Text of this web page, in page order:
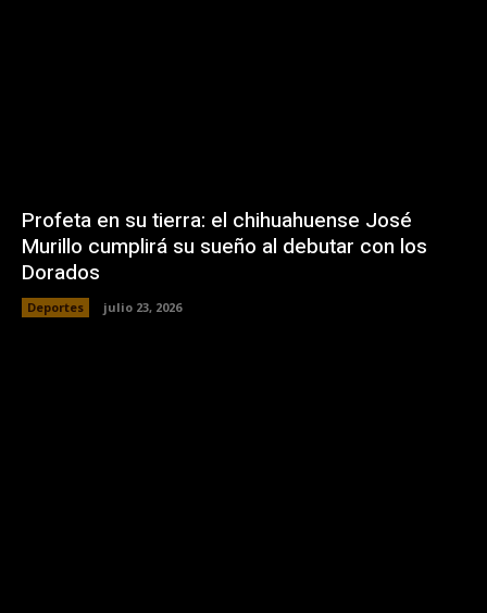
Profeta en su tierra: el chihuahuense José
Murillo cumplirá su sueño al debutar con los
Dorados
Deportes julio 23, 2026